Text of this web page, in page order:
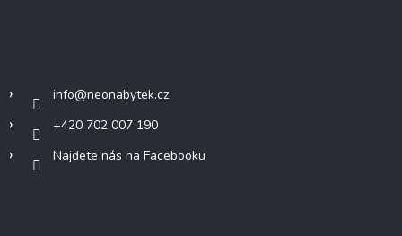
info@neonabytek.cz
+420 702 007 190
Najdete nás na Facebooku